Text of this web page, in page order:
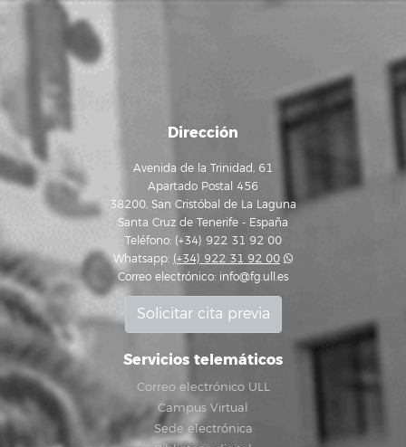
Dirección
Avenida de la Trinidad, 61
Apartado Postal 456
38200, San Cristóbal de La Laguna
Santa Cruz de Tenerife - España
Teléfono: (+34) 922 31 92 00
Whatsapp: (+34) 922 31 92 00
Correo electrónico: info@fg.ull.es
Solicitar cita previa
Servicios telemáticos
Correo electrónico ULL
Campus Virtual
Sede electrónica